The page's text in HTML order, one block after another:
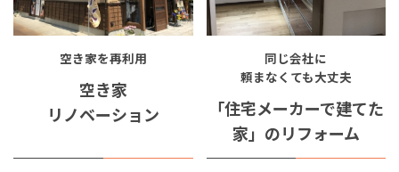
空き家を再利用
空き家
リノベーション
同じ会社に
頼まなくても大丈夫
「住宅メーカーで建てた
家」 のリフォーム